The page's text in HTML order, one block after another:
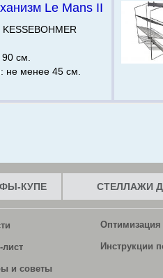
Le Mans II
см.
не менее 45 см.
КУПЕ СТЕЛЛАЖИ
лист
и советы
Оптимизация
Инструкции